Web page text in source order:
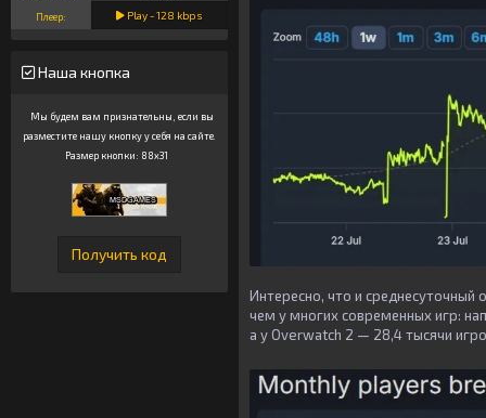
Плеер: Play -128 kbps
Наша кнопка
Мы будем вам признательны, если вы
разместите нашу кнопку у себя на сайте.
Размер кнопки: 88x31
Интересно, что и
чем у многих современных игр:
а у Overwatch 2 — 28,4 тысячи